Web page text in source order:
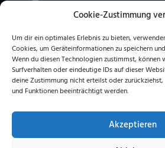
Cookie-Zustimmung
Um dir ein optimales Erlebnis zu bieten,
Cookies, um Geräteinformationen zu speichern
Wenn du diesen Technologien zustimmst, können
Surfverhalten oder eindeutige IDs auf dieser
deine Zustimmung nicht erteilst oder
und Funktionen beeinträchtigt werden.
Akzeptieren
genommen. Ich stimme zu, dass meine
Einwilligung jederzeit für die Zukunft per E-
stephan@stephangrabmeier.de widerrufen.)